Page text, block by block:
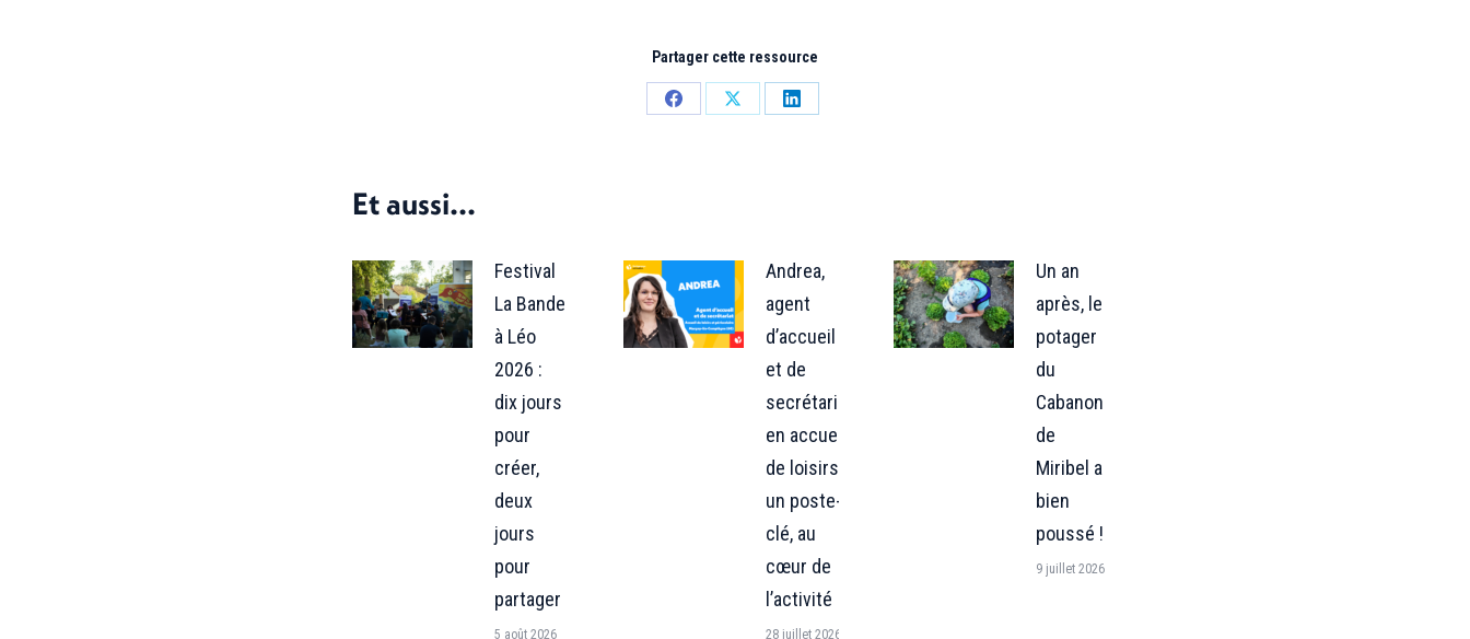
Partager cette ressource
PartagerPartagerPartager
Et aussi...
Festival
La Bande
à Léo
2026 :
dix jours
pour
créer,
deux
jours
pour
partager
5 août 2026
Andrea,
agent
d’accueil
et de
secrétariat
en accueil
de loisirs :
un poste-
clé, au
cœur de
l’activité
28 juillet 2026
Un an
après, le
potager
du
Cabanon
de
Miribel a
bien
poussé !
9 juillet 2026